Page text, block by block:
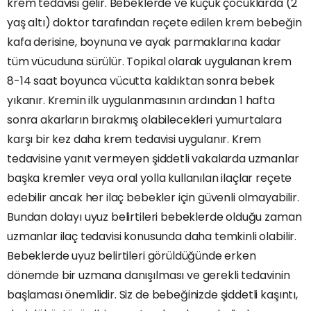
yaş altı) doktor tarafından reçete edilen krem ​bebeğin
​kafa derisine, boynuna ve ayak parmaklarına kadar
tüm vücuduna sürülür. Topikal olarak uygulanan krem
8-14 saat boyunca vücutta kaldıktan sonra bebek
yıkanır. Kremin ilk uygulanmasının ardından 1 hafta
sonra akarların bırakmış olabilecekleri yumurtalara
karşı bir kez daha krem tedavisi uygulanır. Krem
tedavisine yanıt vermeyen şiddetli vakalarda uzmanlar
başka kremler veya oral yolla kullanılan ilaçlar reçete
edebilir ancak her ilaç bebekler için güvenli olmayabilir.
Bundan dolayı uyuz belirtileri bebeklerde olduğu zaman
uzmanlar ilaç tedavisi konusunda daha temkinli olabilir.
Bebeklerde uyuz belirtileri görüldüğünde erken
dönemde bir uzmana danışılması ve gerekli tedavinin
başlaması önemlidir. Siz de bebeğinizde şiddetli kaşıntı,